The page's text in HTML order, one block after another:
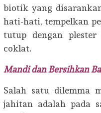
biotik yang
hati-hati, tempelkan
tutup dengan
coklat.
Mandi dan Bersihkan
Salah satu dilemma
jahitan adalah pada